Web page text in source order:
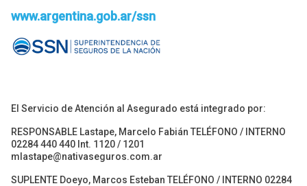
www.argentina.gob.ar/ssn
El Servicio de Atención al Asegurado está integrado por:
RESPONSABLE Lastape, Marcelo Fabián TELÉFONO / INTERNO
02284 440 440 Int. 1120 / 1201
mlastape@nativaseguros.com.ar
SUPLENTE Doeyo, Marcos Esteban TELÉFONO / INTERNO 02284